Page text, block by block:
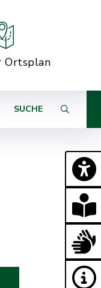
Ortsplan
SUCHE